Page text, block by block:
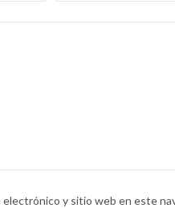
y sitio web en este